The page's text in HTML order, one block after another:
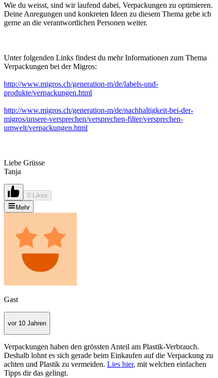
Wie du weisst, sind wir laufend dabei, Verpackungen zu optimieren.
Deine Anregungen und konkreten Ideen zu diesem Thema gebe ich
gerne an die verantwortlichen Personen weiter.
Unter folgenden Links findest du mehr Informationen zum Thema
Verpackungen bei der Migros:
http://www.migros.ch/generation-m/de/labels-und-
produkte/verpackungen.html
http://www.migros.ch/generation-m/de/nachhaltigkeit-bei-der-
migros/unsere-versprechen/versprechen-filter/versprechen-
umwelt/verpackungen.html
Liebe Grüsse
Tanja
0 Likes
Mehr
Gast
vor 10 Jahren
Verpackungen haben den grössten Anteil am Plastik-Verbrauch.
Deshalb lohnt es sich gerade beim Einkaufen auf die Verpackung zu
achten und Plastik zu vermeiden. Lies hier, mit welchen einfachen
Tipps dir das gelingt.